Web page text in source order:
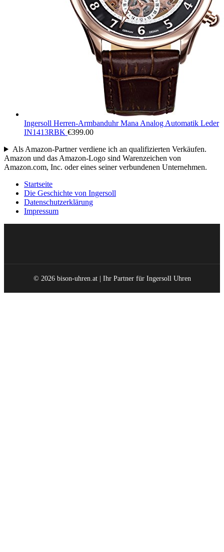
Ingersoll Herren-Armbanduhr Mana Analog Automatik Leder
IN1413RBK €399.00
Als Amazon-Partner verdiene ich an qualifizierten Verkäufen.
Amazon und das Amazon-Logo sind Warenzeichen von
Amazon.com, Inc. oder eines seiner verbundenen Unternehmen.
Startseite
Die Geschichte von Ingersoll
Datenschutzerklärung
Impressum
© 2026 bison-uhren.at | Ihr Partner für Ingersoll Uhren